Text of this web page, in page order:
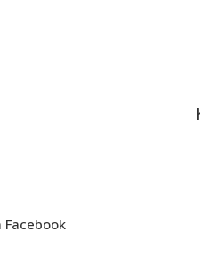
Facebook